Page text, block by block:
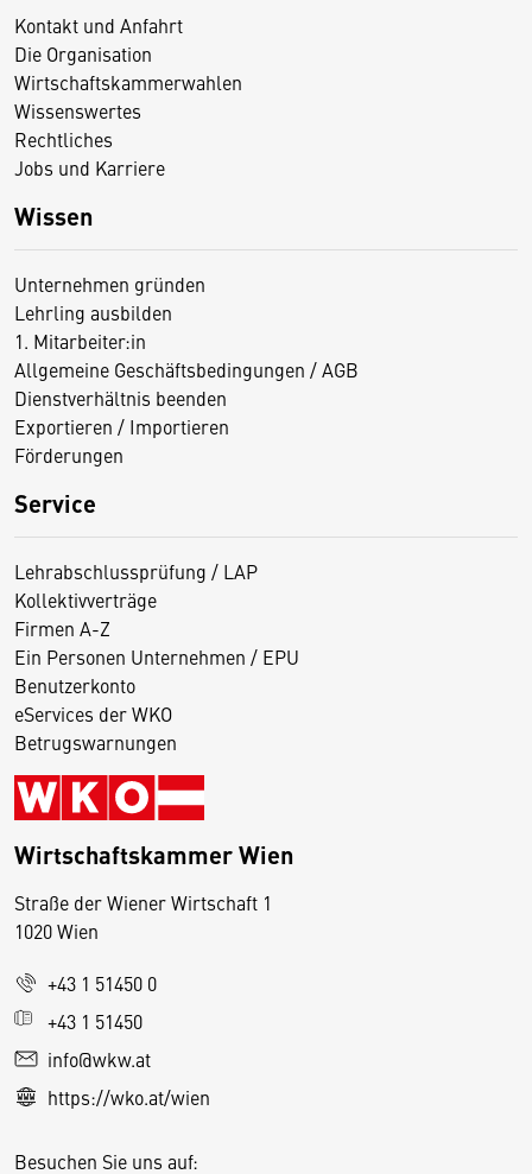
Kontakt und Anfahrt
Die Organisation
Wirtschaftskammerwahlen
Wissenswertes
Rechtliches
Jobs und Karriere
Wissen
Unternehmen gründen
Lehrling ausbilden
1. Mitarbeiter:in
Allgemeine Geschäftsbedingungen / AGB
Dienstverhältnis beenden
Exportieren / Importieren
Förderungen
Service
Lehrabschlussprüfung / LAP
Kollektivverträge
Firmen A-Z
Ein Personen Unternehmen / EPU
Benutzerkonto
eServices der WKO
Betrugswarnungen
Wirtschaftskammer Wien
Straße der Wiener Wirtschaft 1
1020 Wien
+43 1 51450 0
+43 1 51450
info@wkw.at
https://wko.at/wien
Besuchen Sie uns auf:
D
e
s
S